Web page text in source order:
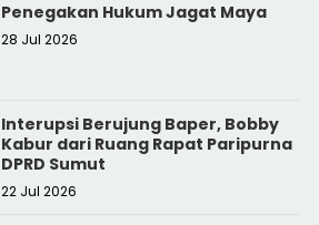
Penegakan Hukum Jagat Maya
28 Jul 2026
Interupsi Berujung Baper, Bobby
Kabur dari Ruang Rapat Paripurna
DPRD Sumut
22 Jul 2026